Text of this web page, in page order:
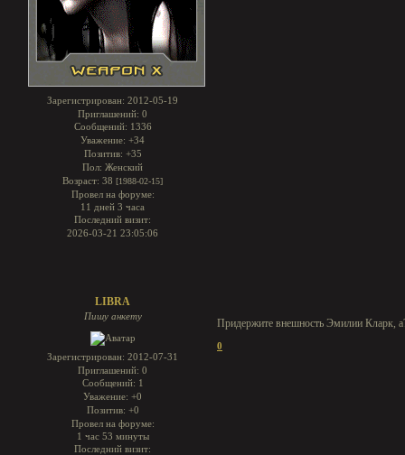
Зарегистрирован: 2012-05-19
Приглашений: 0
Сообщений: 1336
Уважение: +34
Позитив: +35
Пол: Женский
Возраст: 38 [1988-02-15]
Провел на форуме:
11 дней 3 часа
Последний визит:
2026-03-21 23:05:06
LIBRA
Пишу анкету
Зарегистрирован: 2012-07-31
Приглашений: 0
Сообщений: 1
Уважение: +0
Позитив: +0
Провел на форуме:
1 час 53 минуты
Последний визит:
Придержите внешность Эмилии Кларк,
0